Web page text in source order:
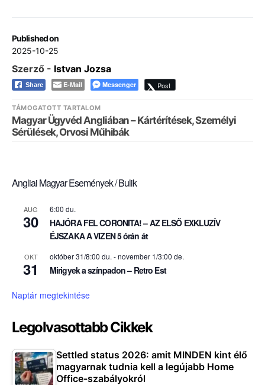
Published on
2025-10-25
Szerző - Istvan Jozsa
Share E-Mail Messenger Post
TÁMOGATOTT TARTALOM
Magyar Ügyvéd Angliában – Kártérítések, Személyi
Sérülések, Orvosi Műhibák
Angliai Magyar Események / Bulik
AUG
30
6:00 du.
HAJÓRA FEL CORONITA! – AZ ELSŐ EXKLUZÍV
ÉJSZAKA A VIZEN 5 órán át
OKT
31
október 31/8:00 du. -november 1/3:00 de.
Mirigyek a színpadon – Retro Est
Naptár megtekintése
Legolvasottabb Cikkek
Settled status 2026: amit MINDEN kint élő
magyarnak tudnia kell a legújabb Home
Office-szabályokról